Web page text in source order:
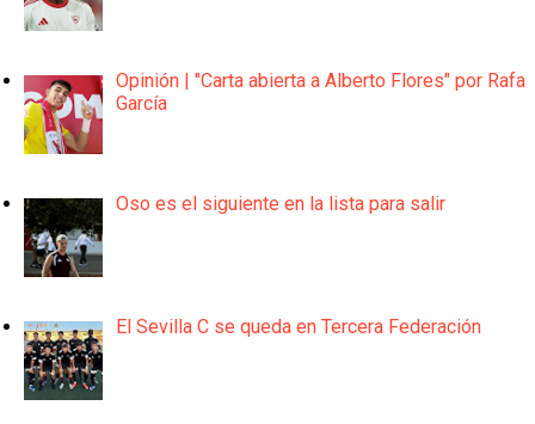
Opinión | "Carta abierta a Alberto Flores" por Rafa
García
Oso es el siguiente en la lista para salir
El Sevilla C se queda en Tercera Federación